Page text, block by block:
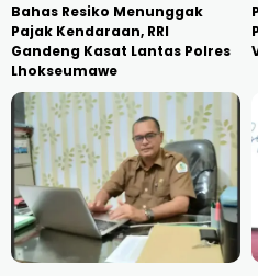
Bahas Resiko Menunggak
Pajak Kendaraan, RRI
Gandeng Kasat Lantas Polres
Lhokseumawe